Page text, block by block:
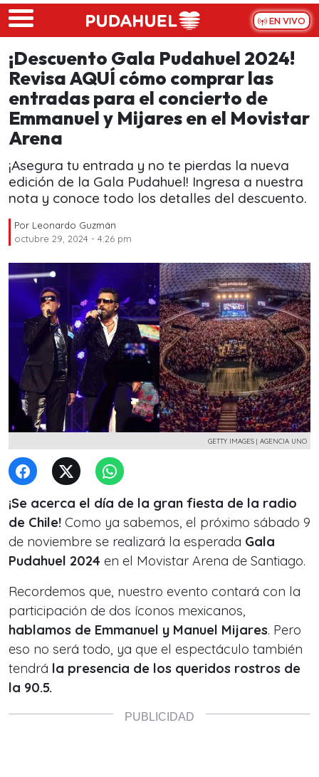
Skip to main content
EN VIVO
¡Descuento Gala Pudahuel 2024!
Revisa AQUÍ cómo comprar las
entradas para el concierto de
Emmanuel y Mijares en el Movistar
Arena
¡Asegura tu entrada y no te pierdas la nueva
edición de la Gala Pudahuel! Ingresa a nuestra
nota y conoce todo los detalles del descuento.
Por Leonardo Guzmán
octubre 29, 2024 - 4:26 pm
GETTY IMAGES | AGENCIA UNO
¡Se acerca el día de la gran fiesta de la radio
de Chile! Como ya sabemos, el próximo sábado 9
de noviembre se realizará la esperada Gala
Pudahuel 2024 en el Movistar Arena de Santiago.
Recordemos que, nuestro evento contará con la
participación de dos íconos mexicanos,
hablamos de Emmanuel y Manuel Mijares. Pero
eso no será todo, ya que el espectáculo también
tendrá la presencia de los queridos rostros de
la 90.5.